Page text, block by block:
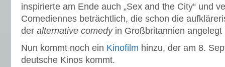
inspirierte am Ende auch „Sex and the City“ und
Comediennes beträchtlich, die schon die
der alternative comedyin Großbritannien angelegt
Nun kommt noch ein Kinofilm hinzu, der am 8.
deutsche Kinos kommt.